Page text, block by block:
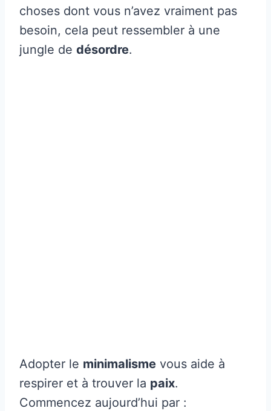
choses dont vous n’avez vraiment pas
besoin, cela peut ressembler à une
jungle de désordre.
Adopter le minimalisme vous aide à
respirer et à trouver la paix.
Commencez aujourd’hui par :